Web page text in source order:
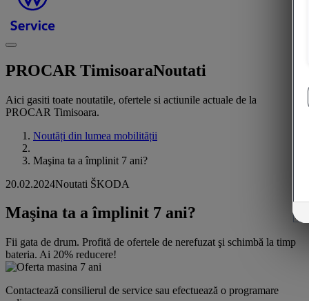
PROCAR TimisoaraNoutati
Aici gasiti toate noutatile, ofertele si actiunile actuale de la
PROCAR Timisoara.
Noutăți din lumea mobilității
Maşina ta a împlinit 7 ani?
20.02.2024Noutati ŠKODA
Maşina ta a împlinit 7 ani?
Fii gata de drum. Profită de ofertele de nerefuzat şi schimbă la timp
bateria. Ai 20% reducere!
Contactează consilierul de service sau efectuează o programare